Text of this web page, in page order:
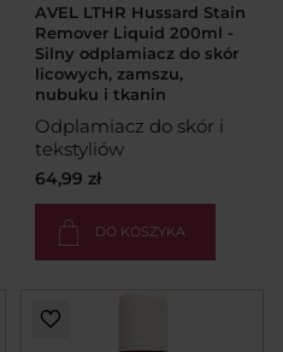
AVEL LTHR Hussard Stain
Remover Liquid 200ml -
Silny odplamiacz do skór
licowych, zamszu,
nubuku i tkanin
Odplamiacz do skór i
tekstyliów
64,99 zł
DO KOSZYKA